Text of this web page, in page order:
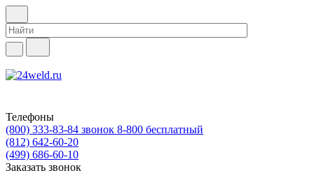
Телефоны
(800) 333-83-84 звонок 8-800 бесплатный
(812) 642-60-20
(499) 686-60-10
Заказать звонок